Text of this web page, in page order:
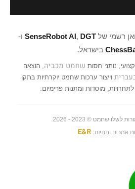
רשמי של SenseRobot AI, DGT
ו-
בישראל.
נותני חסות שחמט מכביה , הוצאה
וייצור ערכות שחמט יוקרתיות בתקן
לתחרויות, מוסדות ומתנות פרימיום.
לשלו שחמט © 2023 - 2026
אתרים וחנויות: E&R